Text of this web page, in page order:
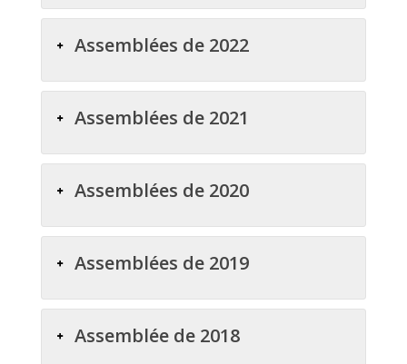
Assemblées de 2022
Assemblées de 2021
Assemblées de 2020
Assemblées de 2019
Assemblée de 2018